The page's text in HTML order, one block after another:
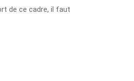
de ce cadre, il faut